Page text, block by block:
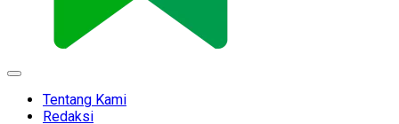
Expand
Tentang Kami
Redaksi